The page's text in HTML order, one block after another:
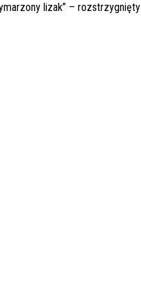
lizak” – rozstrzygnięty